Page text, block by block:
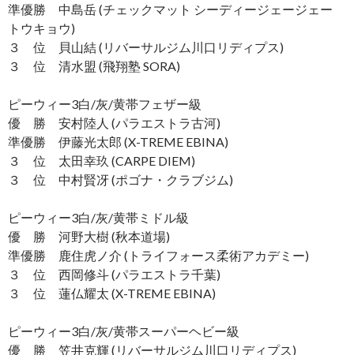
準優勝 中島岳 (チェックマット シーディージェージェー
トウキョウ)
３ 位 貝山結 (リバーサルジム川口リディプス)
３ 位 清水盟 (飛翔塾 SORA)
ピーウィー3白/灰/黄帯フェザー級
優 勝 安村陸人 (パラエストラ古河)
準優勝 伊藤光太郎 (X-TREME EBINA)
３ 位 太田幸玖 (CARPE DIEM)
３ 位 中村賢冴 (ポゴナ・クラブジム)
ピーウィー3白/灰/黄帯ミドル級
優 勝 河野大樹 (秋本道場)
準優勝 鹿住虎ノ介 (トライフォース柔術アカデミー)
３ 位 西岡修斗 (パラエストラ千葉)
３ 位 蓮仏耀太 (X-TREME EBINA)
ピーウィー3白/灰/黄帯スーパーヘビー級
優 勝 笠井克輝 (リバーサルジム川口リディプス)